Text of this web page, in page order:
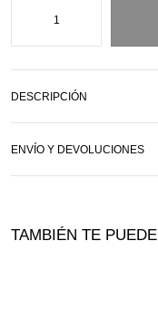
DESCRIPCIÓN
ENVÍO Y DEVOLUCIONES
TAMBIÉN TE